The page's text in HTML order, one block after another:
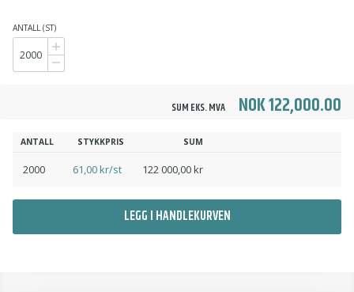
ANTALL (ST)
SUM EKS. MVA NOK 122,000.00
ANTALL STYKKPRIS SUM
2000 61,00 kr/st 122 000,00 kr
LEGG I HANDLEKURVEN